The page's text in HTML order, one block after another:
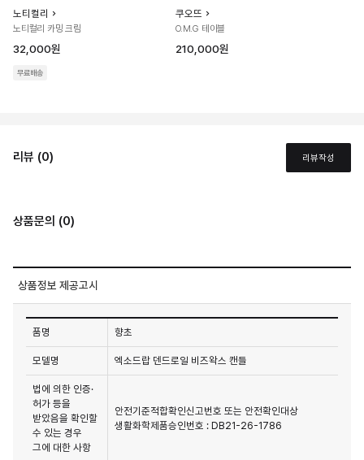
노티컬리
노티컬리 카밍 크림
32,000원
무료배송
쿠오뜨
O.M.G 테이블
210,000원
리뷰 (0) 리뷰작성
상품문의 (0)
상품정보 제공고시
품명 향초
모델명 엑소드랍 덴드로일 비즈왁스 캔들
법에 의한 인증·
허가 등을
받았음을 확인할
수 있는 경우
그에 대한 사항
안전기준적합확인신고번호 또는 안전확인대상
생활화학제품승인번호 : DB21-26-1786